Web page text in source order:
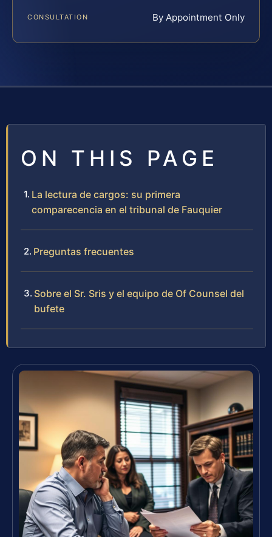
CONSULTATION By Appointment Only
ON THIS PAGE
La lectura de cargos: su primera
comparecencia en el tribunal de Fauquier
Preguntas frecuentes
Sobre el Sr. Sris y el equipo de Of Counsel del
bufete